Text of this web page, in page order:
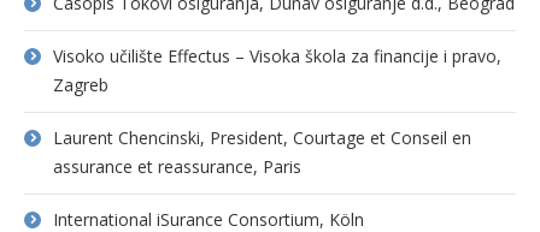
Visoko učilište Effectus – Visoka škola za financije i pravo,
Zagreb
Laurent Chencinski, President, Courtage et Conseil en
assurance et reassurance, Paris
International iSurance Consortium, Köln